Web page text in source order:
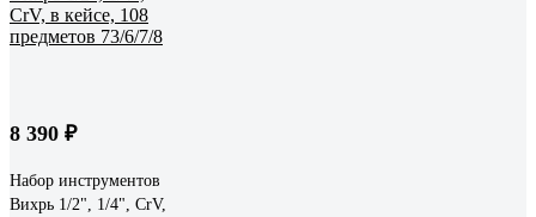
8 390 ₽
Набор инструментов
Вихрь 1/2", 1/4", CrV,